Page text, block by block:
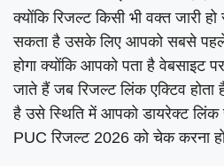
क्योंकि रिजल्ट किसी भी वक्त जारी
सकता है उसके लिए आपको सबसे
होगा क्योंकि आपको पता है वेबसाइट
जाते हैं जब रिजल्ट लिंक एक्टिव होता
है उसे स्थिति में आपको डायरेक्ट
PUC रिजल्ट 2026 को चेक करना